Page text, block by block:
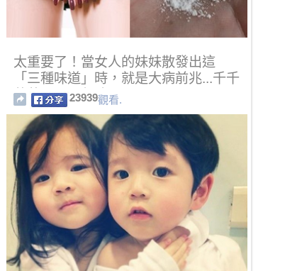
太重要了！當女人的妹妹散發出這
「三種味道」時，就是大病前兆...千千
萬萬不可以忽略！
23939觀看.